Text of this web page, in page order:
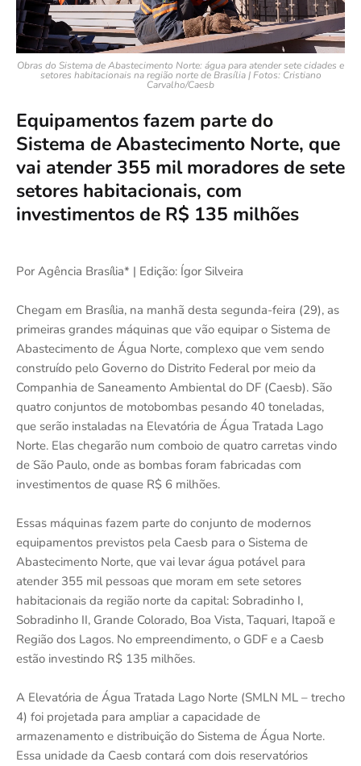
Obras do Sistema de Abastecimento Norte: água para atender sete cidades e
setores habitacionais na região norte de Brasília | Fotos: Cristiano
Carvalho/Caesb
Equipamentos fazem parte do
Sistema de Abastecimento Norte, que
vai atender 355 mil moradores de sete
setores habitacionais, com
investimentos de R$ 135 milhões
Por Agência Brasília* | Edição: Ígor Silveira
Chegam em Brasília, na manhã desta segunda-feira (29), as
primeiras grandes máquinas que vão equipar o Sistema de
Abastecimento de Água Norte, complexo que vem sendo
construído pelo Governo do Distrito Federal por meio da
Companhia de Saneamento Ambiental do DF (Caesb). São
quatro conjuntos de motobombas pesando 40 toneladas,
que serão instaladas na Elevatória de Água Tratada Lago
Norte. Elas chegarão num comboio de quatro carretas vindo
de São Paulo, onde as bombas foram fabricadas com
investimentos de quase R$ 6 milhões.
Essas máquinas fazem parte do conjunto de modernos
equipamentos previstos pela Caesb para o Sistema de
Abastecimento Norte, que vai levar água potável para
atender 355 mil pessoas que moram em sete setores
habitacionais da região norte da capital: Sobradinho I,
Sobradinho II, Grande Colorado, Boa Vista, Taquari, Itapoã e
Região dos Lagos. No empreendimento, o GDF e a Caesb
estão investindo R$ 135 milhões.
A Elevatória de Água Tratada Lago Norte (SMLN ML – trecho
4) foi projetada para ampliar a capacidade de
armazenamento e distribuição do Sistema de Água Norte.
Essa unidade da Caesb contará com dois reservatórios